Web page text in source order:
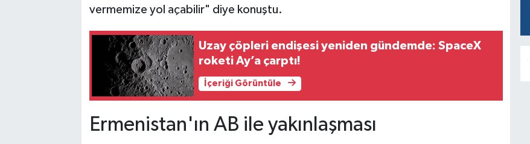
vermemize yol açabilir" diye konuştu.
Uzay çöpleri endişesi yeniden gündemde: SpaceX
roketi Ay’a çarptı!
İçeriği Görüntüle
Ermenistan'ın AB ile yakınlaşması